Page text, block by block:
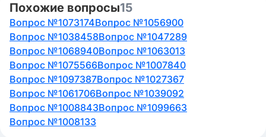
Похожие вопросы15
Вопрос №1073174Вопрос №1056900
Вопрос №1038458Вопрос №1047289
Вопрос №1068940Вопрос №1063013
Вопрос №1075566Вопрос №1007840
Вопрос №1097387Вопрос №1027367
Вопрос №1061706Вопрос №1039092
Вопрос №1008843Вопрос №1099663
Вопрос №1008133